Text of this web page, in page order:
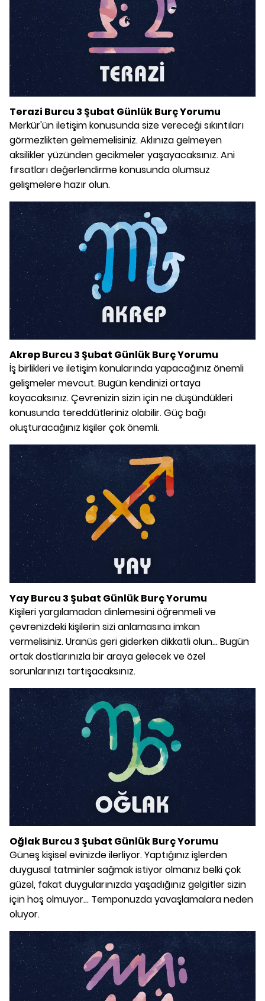
Terazi Burcu 3 Şubat Günlük Burç Yorumu
Merkür'ün iletişim konusunda size vereceği sıkıntıları
görmezlikten gelmemelisiniz. Aklınıza gelmeyen
aksilikler yüzünden gecikmeler yaşayacaksınız. Ani
fırsatları değerlendirme konusunda olumsuz
gelişmelere hazır olun.
Akrep Burcu 3 Şubat Günlük Burç Yorumu
İş birlikleri ve iletişim konularında yapacağınız önemli
gelişmeler mevcut. Bugün kendinizi ortaya
koyacaksınız. Çevrenizin sizin için ne düşündükleri
konusunda tereddütleriniz olabilir. Güç bağı
oluşturacağınız kişiler çok önemli.
Yay Burcu 3 Şubat Günlük Burç Yorumu
Kişileri yargılamadan dinlemesini öğrenmeli ve
çevrenizdeki kişilerin sizi anlamasına imkan
vermelisiniz. Uranüs geri giderken dikkatli olun... Bugün
ortak dostlarınızla bir araya gelecek ve özel
sorunlarınızı tartışacaksınız.
Oğlak Burcu 3 Şubat Günlük Burç Yorumu
Güneş kişisel evinizde ilerliyor. Yaptığınız işlerden
duygusal tatminler sağmak istiyor olmanız belki çok
güzel, fakat duygularınızda yaşadığınız gelgitler sizin
için hoş olmuyor... Temponuzda yavaşlamalara neden
oluyor.